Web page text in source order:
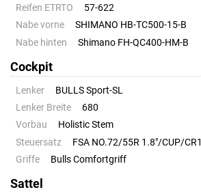
Reifen ETRTO
57-622
Nabe vorne
SHIMANO HB-TC500-15-B
Nabe hinten
Shimano FH-QC400-HM-B
Cockpit
Lenker
BULLS Sport-SL
Lenker Breite
680
Vorbau
Holistic Stem
Steuersatz
FSA NO.72/55R 1.8"/CUP/CR1
Griffe
Bulls Comfortgriff
Sattel